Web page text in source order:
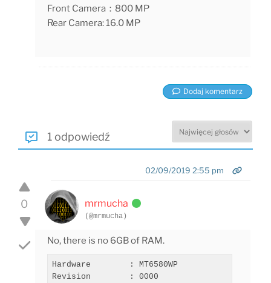
Front Camera：800 MP
Rear Camera: 16.0 MP
Dodaj komentarz
1 odpowiedź
0
02/09/2019 2:55 pm
mrmucha
(@mrmucha)
No, there is no 6GB of RAM.
Hardware	: MT6580WP
Revision	: 0000